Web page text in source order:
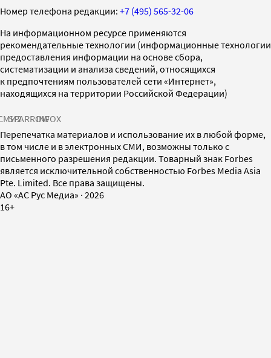
Номер телефона редакции: +7 (495) 565-32-06
На информационном ресурсе применяются
рекомендательные технологии (информационные технологии
предоставления информации на основе сбора,
систематизации и анализа сведений, относящихся
к предпочтениям пользователей сети «Интернет»,
находящихся на территории Российской Федерации)
SPARROWINFOX
Перепечатка материалов и использование их в любой форме,
в том числе и в электронных СМИ, возможны только с
письменного разрешения редакции. Товарный знак Forbes
является исключительной собственностью Forbes Media Asia
Pte. Limited. Все права защищены.
AO «АС Рус Медиа» · 2026
16+